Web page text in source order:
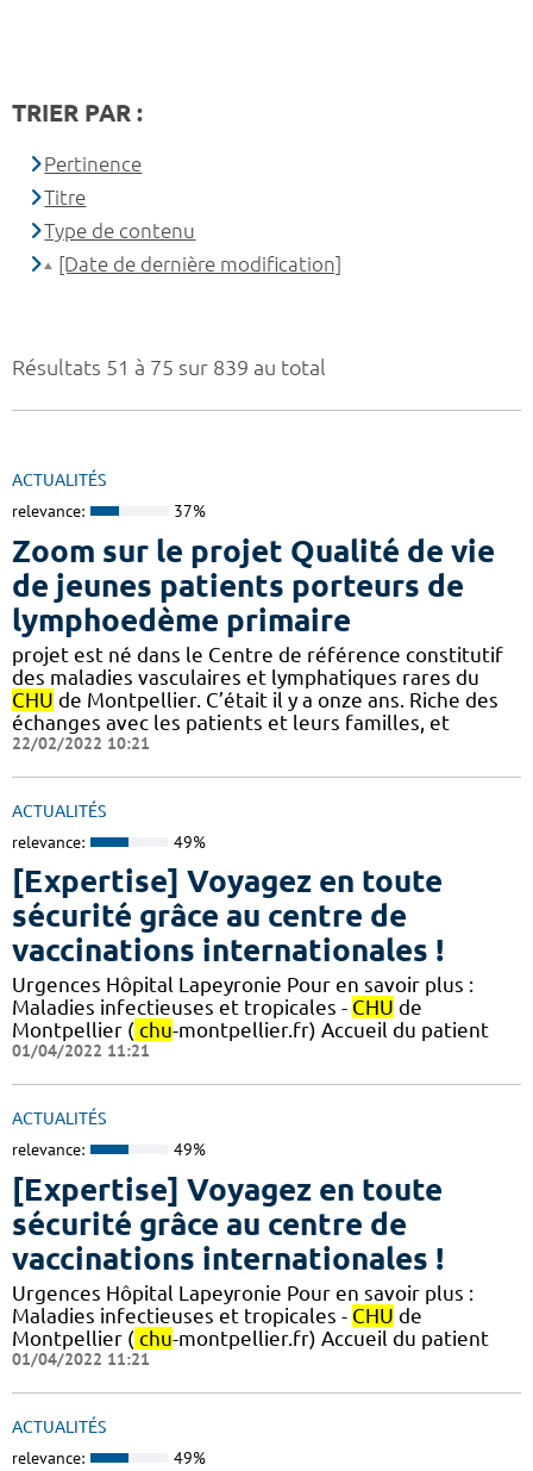
Résultats 51 à 75 sur 839 au total
ACTUALITÉS
relevance: 37%
Zoom sur le projet Qualité de vie
de jeunes patients porteurs de
lymphoedème primaire
projet est né dans le Centre de référence constitutif
des maladies vasculaires et lymphatiques rares du
CHU de Montpellier. C’était il y a onze ans. Riche des
échanges avec les patients et leurs familles, et
22/02/2022 10:21
ACTUALITÉS
relevance: 49%
[Expertise] Voyagez en toute
sécurité grâce au centre de
vaccinations internationales !
Urgences Hôpital Lapeyronie Pour en savoir plus :
Maladies infectieuses et tropicales - CHU de
Montpellier ( chu-montpellier.fr) Accueil du patient
01/04/2022 11:21
ACTUALITÉS
relevance: 49%
[Expertise] Voyagez en toute
sécurité grâce au centre de
vaccinations internationales !
Urgences Hôpital Lapeyronie Pour en savoir plus :
Maladies infectieuses et tropicales - CHU de
Montpellier ( chu-montpellier.fr) Accueil du patient
01/04/2022 11:21
ACTUALITÉS
relevance: 49%
TRIER PAR :
Pertinence
Titre
Type de contenu
[Date de dernière modification]